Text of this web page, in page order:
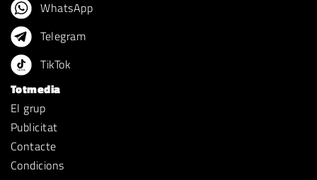
WhatsApp
Telegram
TikTok
Totmedia
El grup
Publicitat
Contacte
Condicions